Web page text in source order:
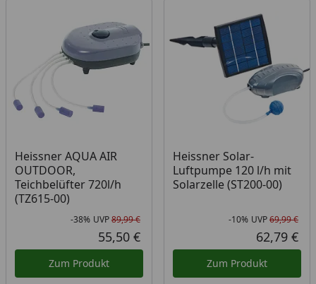
Heissner AQUA AIR
OUTDOOR,
Teichbelüfter 720l/h
(TZ615-00)
Rabatt in Prozent
-38%
Ursprünglicher Preis
UVP89,99 €
Aktueller Preis
55,50 €
Zum Produkt
Heissner Solar-
Luftpumpe 120 l/h mit
Solarzelle (ST200-00)
-10% UVP69,99 €
62,79 €
Zum Produkt